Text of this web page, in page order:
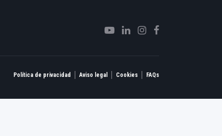
Política de privacidad |Aviso legal | Cookies | FAQs